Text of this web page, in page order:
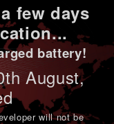
few days
battery!
August,
will not be